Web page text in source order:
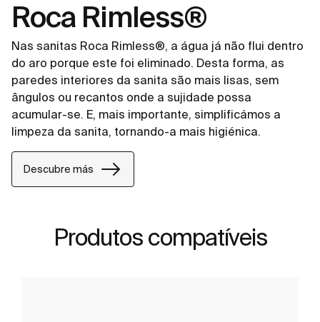
Roca Rimless®
Nas sanitas Roca Rimless®, a água já não flui dentro
do aro porque este foi eliminado. Desta forma, as
paredes interiores da sanita são mais lisas, sem
ângulos ou recantos onde a sujidade possa
acumular-se. E, mais importante, simplificámos a
limpeza da sanita, tornando-a mais higiénica.
Descubre más
Produtos compatíveis